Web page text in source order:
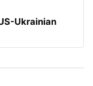
Ukrainian